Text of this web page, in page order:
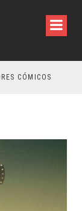
CÓMICOS